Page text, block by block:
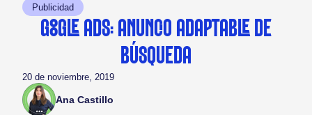
Publicidad
GOOGLE ADS: ANUNCIO ADAPTABLE DE
BÚSQUEDA
20 de noviembre, 2019
Ana Castillo